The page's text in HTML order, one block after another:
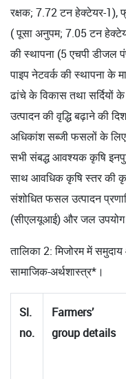
रक्षक; 7.72 टन हेक्टेयर-1),
( पूसा अनुपम; 7.05 टन
की स्थापना (5 एचपी
पाइप नेटवर्क की स्थापना के
ढांचे के विकास तथा सर्दियों
उत्पादन की वृद्धि बढ़ाने की
अधिकांश सब्जी फसलों के लिए
सभी संबद्ध आवश्यक कृषि
साथ आवधिक कृषि स्तर की
संशोधित फसल उत्पादन
(सीएलयूआई) और जल उपयोग
तालिका 2: मिजोरम में समुदाय
सामाजिक-अर्थशास्त्र*।
Sl.
no.
Farmers’
group details